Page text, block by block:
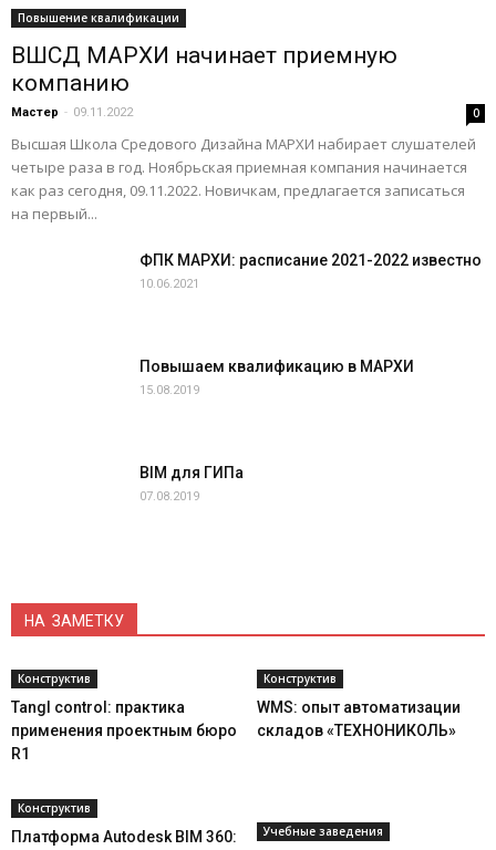
Повышение квалификации
ВШСД МАРХИ начинает приемную
компанию
Мастер - 09.11.2022 0
Высшая Школа Средового Дизайна МАРХИ набирает слушателей
четыре раза в год. Ноябрьская приемная компания начинается
как раз сегодня, 09.11.2022. Новичкам, предлагается записаться
на первый...
ФПК МАРХИ: расписание 2021-2022 известно
10.06.2021
Повышаем квалификацию в МАРХИ
15.08.2019
BIM для ГИПа
07.08.2019
НА ЗАМЕТКУ
Конструктив
Tangl control: практика
применения проектным бюро
R1
Конструктив
WMS: опыт автоматизации
складов «ТЕХНОНИКОЛЬ»
Конструктив
Платформа Autodesk BIM 360:
Учебные заведения